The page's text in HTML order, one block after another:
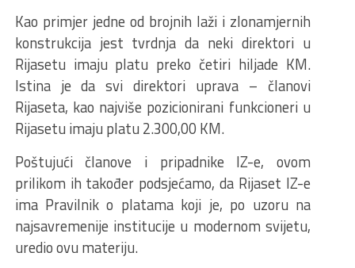
Kao primjer jedne od brojnih laži i zlonamjernih
konstrukcija jest tvrdnja da neki direktori u
Rijasetu imaju platu preko četiri hiljade KM.
Istina je da svi direktori uprava – članovi
Rijaseta, kao najviše pozicionirani funkcioneri u
Rijasetu imaju platu 2.300,00 KM.
Poštujući članove i pripadnike IZ-e, ovom
prilikom ih također podsjećamo, da Rijaset IZ-e
ima Pravilnik o platama koji je, po uzoru na
najsavremenije institucije u modernom svijetu,
uredio ovu materiju.